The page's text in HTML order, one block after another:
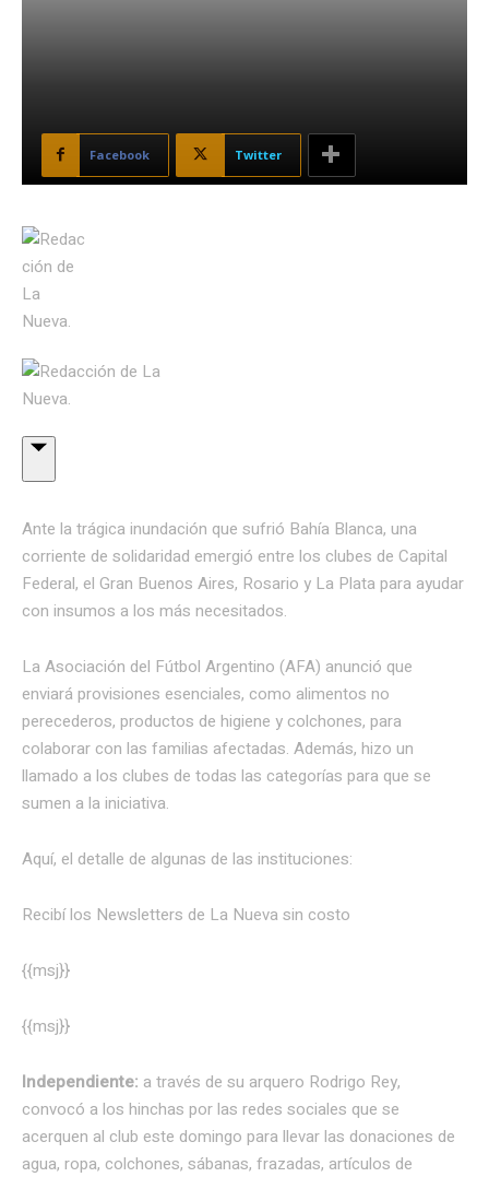
Facebook Twitter
Ante la trágica inundación que sufrió Bahía Blanca, una
corriente de solidaridad emergió entre los clubes de Capital
Federal, el Gran Buenos Aires, Rosario y La Plata para ayudar
con insumos a los más necesitados.
La Asociación del Fútbol Argentino (AFA) anunció que
enviará provisiones esenciales, como alimentos no
perecederos, productos de higiene y colchones, para
colaborar con las familias afectadas. Además, hizo un
llamado a los clubes de todas las categorías para que se
sumen a la iniciativa.
Aquí, el detalle de algunas de las instituciones:
Recibí los Newsletters de La Nueva sin costo
{{msj}}
{{msj}}
Independiente: a través de su arquero Rodrigo Rey,
convocó a los hinchas por las redes sociales que se
acerquen al club este domingo para llevar las donaciones de
agua, ropa, colchones, sábanas, frazadas, artículos de